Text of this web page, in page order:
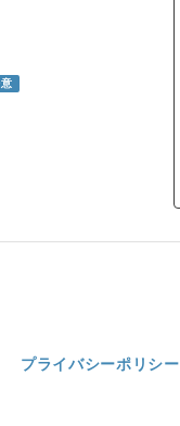
プライバシーポリシー